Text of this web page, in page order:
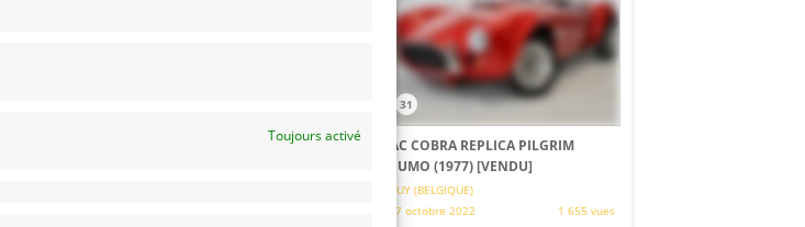
Toujours activé
VOLKSWAGEN SCIROCCO GTI FIA
31
AC COBRA REPLICA PILGRIM
SUMO (1977)[VENDU]
HUY (BELGIQUE)
27 octobre 2022
1 655 vues